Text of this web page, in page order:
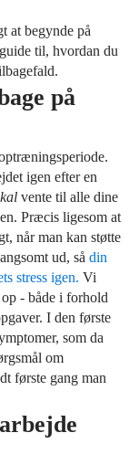
at begynde på
til, hvordan du
på
igen efter en
vente til alle dine
Præcis ligesom at
når man kan støtte
ud, så din
stress igen. Vi
- både i forhold
I den første
som da
om
første gang man